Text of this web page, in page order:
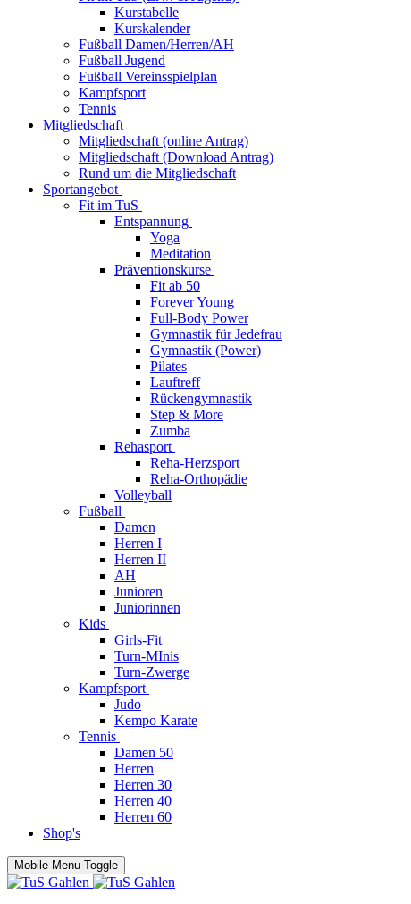
Kurstabelle
Kurskalender
Fußball Damen/Herren/AH
Fußball Jugend
Fußball Vereinsspielplan
Kampfsport
Tennis
Mitgliedschaft
Mitgliedschaft (online Antrag)
Mitgliedschaft (Download Antrag)
Rund um die Mitgliedschaft
Sportangebot
Fit im TuS
Entspannung
Yoga
Meditation
Präventionskurse
Fit ab 50
Forever Young
Full-Body Power
Gymnastik für Jedefrau
Gymnastik (Power)
Pilates
Lauftreff
Rückengymnastik
Step & More
Zumba
Rehasport
Reha-Herzsport
Reha-Orthopädie
Volleyball
Fußball
Damen
Herren I
Herren II
AH
Junioren
Juniorinnen
Kids
Girls-Fit
Turn-MInis
Turn-Zwerge
Kampfsport
Judo
Kempo Karate
Tennis
Damen 50
Herren
Herren 30
Herren 40
Herren 60
Shop's
Mobile Menu Toggle